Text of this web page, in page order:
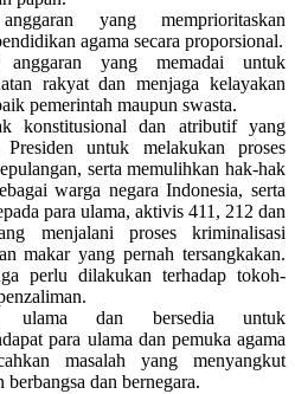
yang memprioritaskan
agama secara proporsional.
anggaran yang memadai untuk
rakyat dan menjaga kelayakan
pemerintah maupun swasta.
konstitusional dan atributif yang
untuk melakukan proses
serta memulihkan hak-hak
warga negara Indonesia, serta
para ulama, aktivis 411, 212 dan
menjalani proses kriminalisasi
makar yang pernah tersangkakan.
perlu dilakukan terhadap tokoh-
ulama dan bersedia untuk
para ulama dan pemuka agama
masalah yang menyangkut
dan bernegara.